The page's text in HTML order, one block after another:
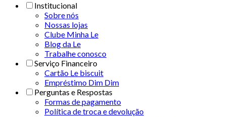
Institucional
Sobre nós
Nossas lojas
Clube Minha Le
Blog da Le
Trabalhe conosco
Serviço Financeiro
Cartão Le biscuit
Empréstimo Dim Dim
Perguntas e Respostas
Formas de pagamento
Política de troca e devolução